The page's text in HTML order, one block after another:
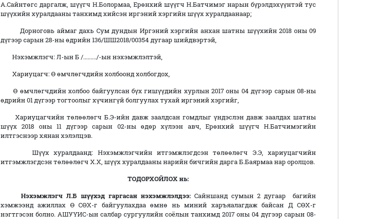
А.Сайнтөгс даргалж, шүүгч Н.Болормаа, Ерөнхий шүүгч Н.Батчимэг нарын бүрэлдэхүүнтэй тус
шүүхийн хуралдааны танхимд хийсэн иргэний хэргийн шүүх хуралдаанаар;
Дорноговь аймаг дахь Сум дундын Иргэний хэргийн анхан шатны шүүхийн 2018 оны 09
дүгээр сарын 28-ны өдрийн 136/ШШ2018/00354 дугаар шийдвэртэй,
Нэхэмжлэгч: Л-ын Б /........./-ын нэхэмжлэлтэй,
Хариуцагч: Ө өмчлөгчдийн холбоонд холбогдох,
Ө өмчлөгчдийн холбоо байгуулсан бүх гишүүдийн хурлын 2017 оны 04 дүгээр сарын 08-ны
өдрийн 01 дүгээр тогтоолыг хүчингүй болгуулах тухай иргэний хэргийг,
Хариуцагчийн төлөөлөгч Б.Э-ийн давж заалдсан гомдлыг үндэслэн давж заалдах шатны
шүүх 2018 оны 11 дүгээр сарын 02-ны өдөр хүлээн авч, Ерөнхий шүүгч Н.Батчимэгийн
илтгэснээр хянан хэлэлцэв.
Шүүх хуралдаанд: Нэхэмжлэгчийн итгэмжлэгдсэн төлөөлөгч Э.Э, хариуцагчийн
итгэмжлэгдсэн төлөөлөгч Х.Х, шүүх хуралдааны нарийн бичгийн дарга Б.Баярмаа нар оролцов.
ТОДОРХОЙЛОХ нь:
Нэхэмжлэгч Л.Б шүүхэд гаргасан нэхэмжлэлдээ:Сайншанд сумын 2 дугаар багийн
хэмжээнд ажиллах Ө СӨХ-г байгуулахдаа өмнө нь миний харъяалагдаж байсан Д СӨХ-г
нэгтгэсэн болно. АШУҮИС-ын салбар сургуулийн соёлын танхимд 2017 оны 04 дүгээр сарын 08-